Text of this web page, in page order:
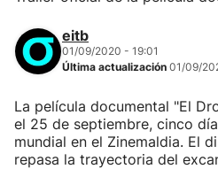
eitb
01/09/2020 - 19:01
Última actualización 01/09/
La película documental "El
el 25 de septiembre, cinco
mundial en el Zinemaldia. El
repasa la trayectoria del